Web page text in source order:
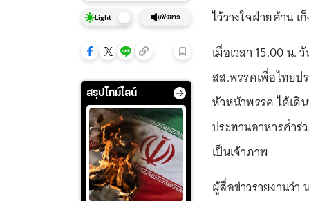
Light ฟังข่าว
สรุปไทม์ไลน์
ไว้วางใจฝ่ายค้าน
เมื่อเวลา 15.00 น
สส.พรรคเพื่อไทยป
หัวหน้าพรรค ได้เดิ
ประทานอาหารค่ำร่
เป็นเจ้าภาพ
ผู้สื่อข่าวรายงานว่า